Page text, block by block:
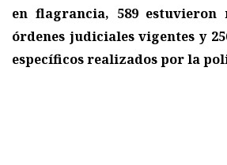
en flagrancia, 589 estuvieron
órdenes judiciales vigentes y
específicos realizados por la